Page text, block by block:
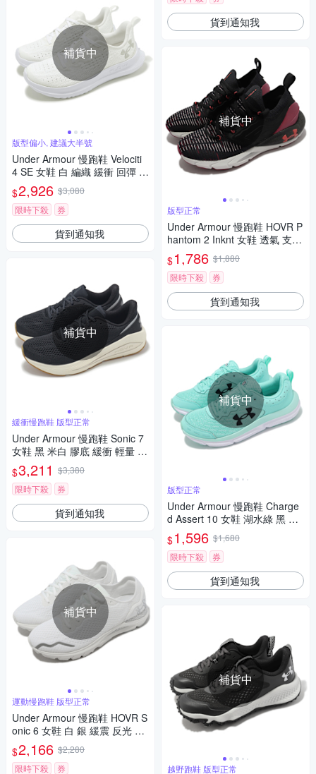
補貨中
版型偏小, 建議大半號
Under Armour 慢跑鞋 Velociti
4 SE 女鞋 白 編織 緩衝 回彈 全
白 運動鞋 UA 3027586100
$2,926 $3,080
限時下殺
券
貨到通知我
補貨中
緩衝慢跑鞋 版型正常
Under Armour 慢跑鞋 Sonic 7
女鞋 黑 米白 膠底 緩衝 輕量 運
動鞋 UA 3028003001
$3,211 $3,380
限時下殺
券
貨到通知我
補貨中
運動慢跑鞋 版型正常
Under Armour 慢跑鞋 HOVR S
onic 6 女鞋 白 銀 緩震 反光 運
動鞋 UA 3026128101
$2,166 $2,280
限時下殺
券
貨到通知我
補貨中
版型正常
Under Armour 慢跑鞋 HOVR P
hantom 2 Inknt 女鞋 透氣 支撐
包覆 黑 紅 運動鞋 UA 3024155
006
$1,786 $1,880
限時下殺
券
貨到通知我
補貨中
版型正常
Under Armour 慢跑鞋 Charge
d Assert 10 女鞋 湖水綠 黑 緩
震 穩定 運動鞋 UA 302617930
0
$1,596 $1,680
限時下殺
券
貨到通知我
補貨中
越野跑鞋 版型正常